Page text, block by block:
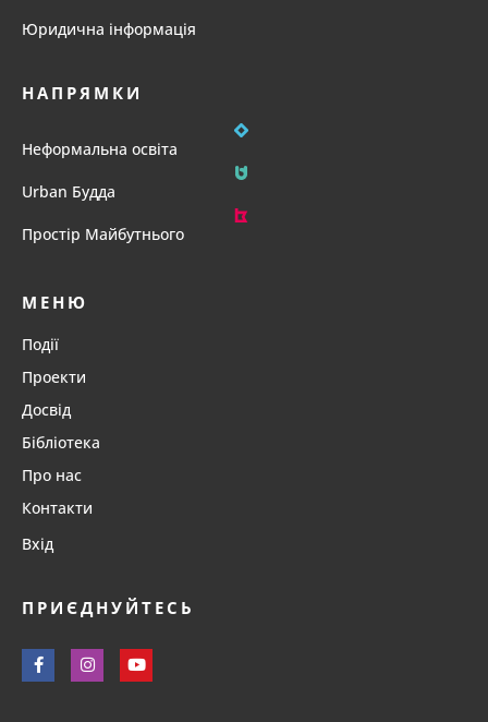
Юридична інформація
НАПРЯМКИ
Неформальна освіта
Urban Будда
Простір Майбутнього
МЕНЮ
Події
Проекти
Досвід
Бібліотека
Про нас
Контакти
Вхід
ПРИЄДНУЙТЕСЬ